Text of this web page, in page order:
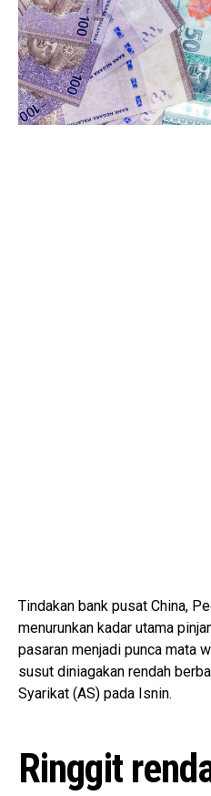
Tindakan bank pusat China,
menurunkan kadar utama
pasaran menjadi punca mata
susut diniagakan rendah
Syarikat (AS) pada Isnin.
Ringgit